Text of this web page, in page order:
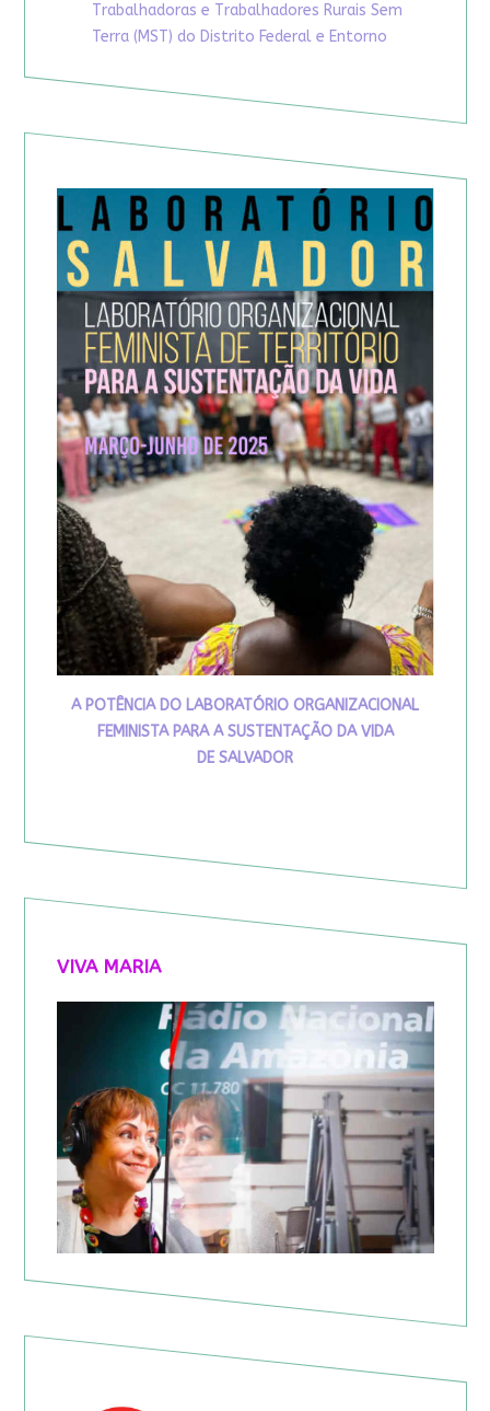
Trabalhadoras e Trabalhadores Rurais Sem
Terra (MST) do Distrito Federal e Entorno
A POTÊNCIA DO LABORATÓRIO ORGANIZACIONAL
FEMINISTA PARA A SUSTENTAÇÃO DA VIDA
DE SALVADOR
VIVA MARIA